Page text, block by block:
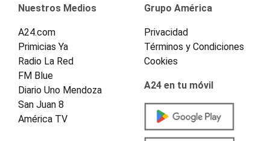
Nuestros Medios
A24.com
Primicias Ya
Radio La Red
FM Blue
Diario Uno Mendoza
San Juan 8
América TV
Grupo América
Privacidad
Términos y Condiciones
Cookies
A24 en tu móvil